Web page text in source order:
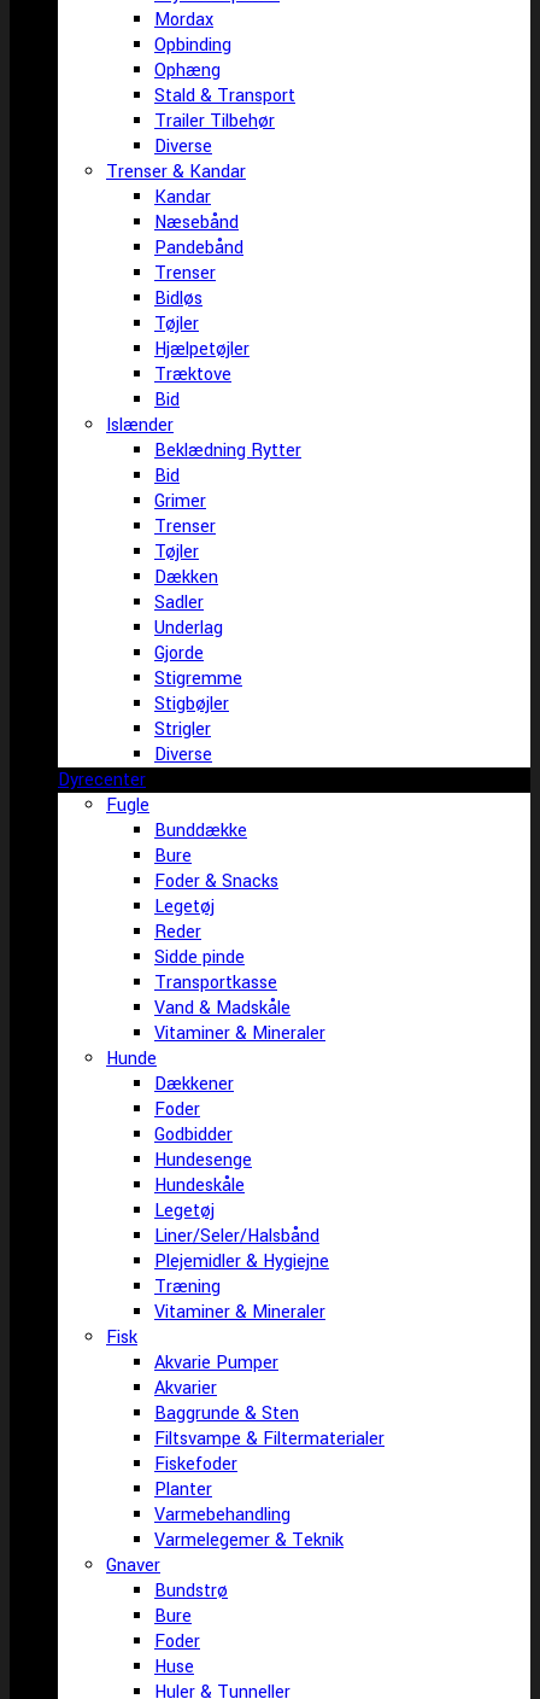
Mordax
Opbinding
Ophæng
Stald & Transport
Trailer Tilbehør
Diverse
Trenser & Kandar
Kandar
Næsebånd
Pandebånd
Trenser
Bidløs
Tøjler
Hjælpetøjler
Træktove
Bid
Islænder
Beklædning Rytter
Bid
Grimer
Trenser
Tøjler
Dækken
Sadler
Underlag
Gjorde
Stigremme
Stigbøjler
Strigler
Diverse
Dyrecenter
Fugle
Bunddække
Bure
Foder & Snacks
Legetøj
Reder
Sidde pinde
Transportkasse
Vand & Madskåle
Vitaminer & Mineraler
Hunde
Dækkener
Foder
Godbidder
Hundesenge
Hundeskåle
Legetøj
Liner/Seler/Halsbånd
Plejemidler & Hygiejne
Træning
Vitaminer & Mineraler
Fisk
Akvarie Pumper
Akvarier
Baggrunde & Sten
Filtsvampe & Filtermaterialer
Fiskefoder
Planter
Varmebehandling
Varmelegemer & Teknik
Gnaver
Bundstrø
Bure
Foder
Huse
Huler & Tunneller